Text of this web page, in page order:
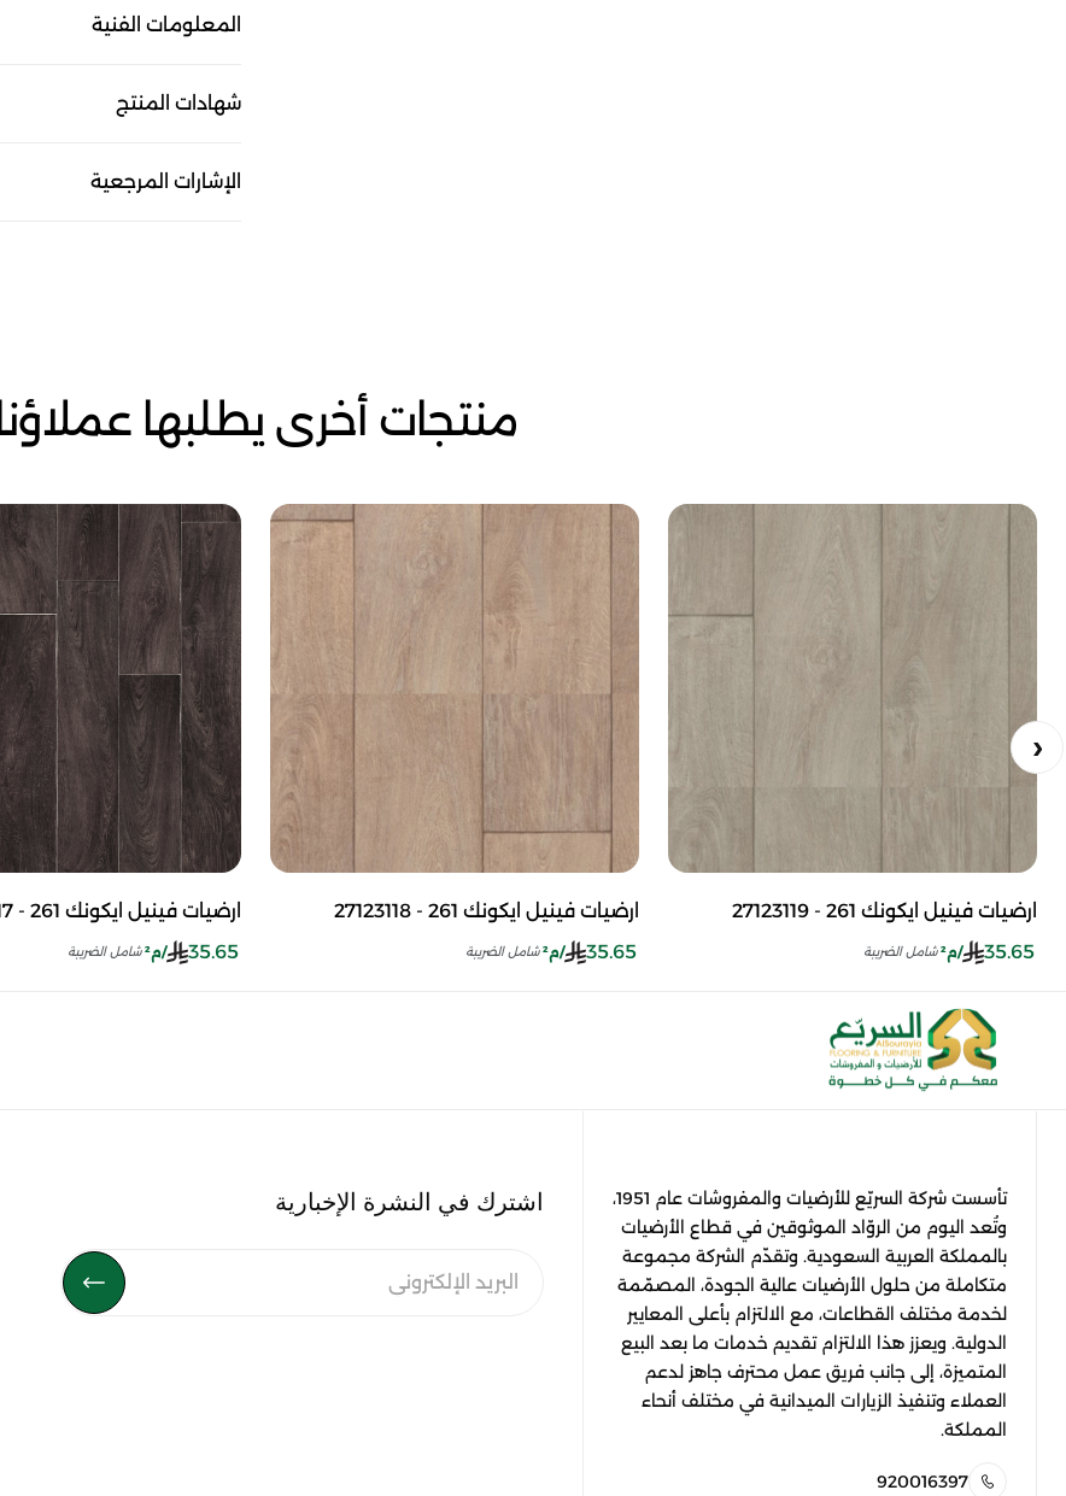
المعلومات الفنية
شهادات المنتج
الإشارات المرجعية
منتجات أخرى يطلبها عملاؤنا
ارضيات فينيل ايكونك 261 - 27123117
35.65
/م² شامل الضريبة
ارضيات فينيل ايكونك 261 - 27123118
35.65
/م² شامل الضريبة
ارضيات فينيل ايكونك 261 - 27123119
35.65
/م² شامل الضريبة
تأسست شركة السريّع للأرضيات والمفروشات عام 1951،
وتُعد اليوم من الروّاد الموثوقين في قطاع الأرضيات
بالمملكة العربية السعودية. وتقدّم الشركة مجموعة
متكاملة من حلول الأرضيات عالية الجودة، المصمّمة
لخدمة مختلف القطاعات، مع الالتزام بأعلى المعايير
الدولية. ويعزز هذا الالتزام تقديم خدمات ما بعد البيع
المتميزة، إلى جانب فريق عمل محترف جاهز لدعم
العملاء وتنفيذ الزيارات الميدانية في مختلف أنحاء
المملكة.
920016397
اشترك في النشرة الإخبارية